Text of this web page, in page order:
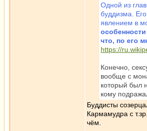
Одной из
буддизма.
явлением в
что, по его
https://
Конечно,
вообще с
который был
кому
Буддисты
Кармамудра с
чём.